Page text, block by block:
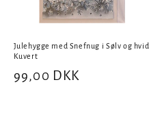
Julehygge med Snefnug i Sølv og hvid
Kuvert
Normalpris
99,00 DKK